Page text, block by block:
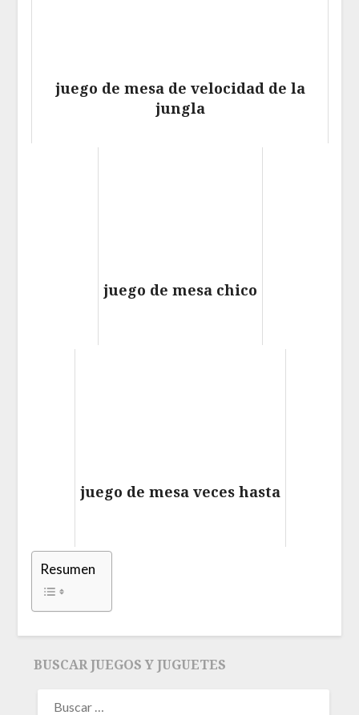
juego de mesa de velocidad de la
jungla
juego de mesa chico
juego de mesa veces hasta
Resumen
BUSCAR JUEGOS Y JUGUETES